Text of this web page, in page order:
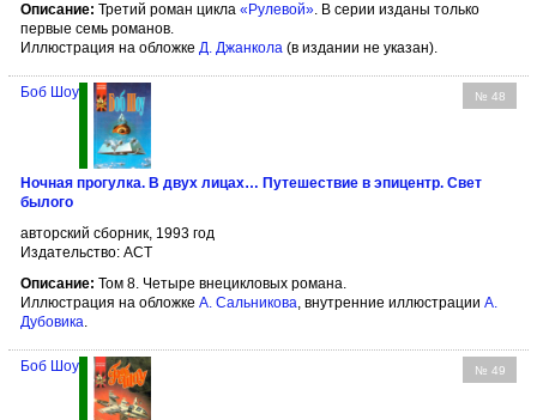
Описание: Третий роман цикла «Рулевой». В серии изданы только
первые семь романов.
Иллюстрация на обложке Д. Джанкола (в издании не указан).
№ 48
Боб Шоу
Ночная прогулка. В двух лицах… Путешествие в эпицентр. Свет
былого
авторский сборник, 1993 год
Издательство: АСТ
Описание: Том 8. Четыре внецикловых романа.
Иллюстрация на обложке А. Сальникова , внутренние иллюстрации А.
Дубовика
№ 49
Боб Шоу